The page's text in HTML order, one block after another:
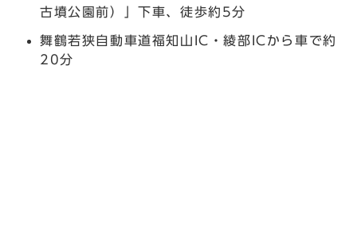
古墳公園前）」下車、徒歩約5分
舞鶴若狭自動車道福知山IC・綾部ICから車で約
20分